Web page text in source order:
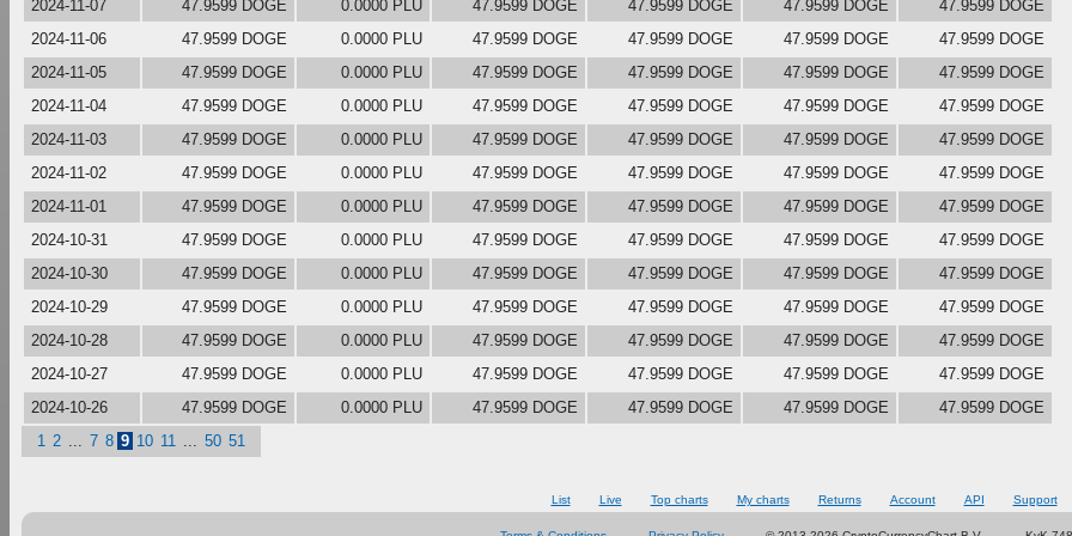
2024-11-07
47.9599 DOGE 0.0000 PLU 47.9599 DOGE 47.9599 DOGE 47.9599 DOGE
47.9599 DOGE
2024-11-06
47.9599 DOGE 0.0000 PLU 47.9599 DOGE 47.9599 DOGE 47.9599 DOGE
47.9599 DOGE
2024-11-05
47.9599 DOGE 0.0000 PLU 47.9599 DOGE 47.9599 DOGE 47.9599 DOGE
47.9599 DOGE
2024-11-04
47.9599 DOGE 0.0000 PLU 47.9599 DOGE 47.9599 DOGE 47.9599 DOGE
47.9599 DOGE
2024-11-03
47.9599 DOGE 0.0000 PLU 47.9599 DOGE 47.9599 DOGE 47.9599 DOGE
47.9599 DOGE
2024-11-02
47.9599 DOGE 0.0000 PLU 47.9599 DOGE 47.9599 DOGE 47.9599 DOGE
47.9599 DOGE
2024-11-01
47.9599 DOGE 0.0000 PLU 47.9599 DOGE 47.9599 DOGE 47.9599 DOGE
47.9599 DOGE
2024-10-31
47.9599 DOGE 0.0000 PLU 47.9599 DOGE 47.9599 DOGE 47.9599 DOGE
47.9599 DOGE
2024-10-30
47.9599 DOGE 0.0000 PLU 47.9599 DOGE 47.9599 DOGE 47.9599 DOGE
47.9599 DOGE
2024-10-29
47.9599 DOGE 0.0000 PLU 47.9599 DOGE 47.9599 DOGE 47.9599 DOGE
47.9599 DOGE
2024-10-28
47.9599 DOGE 0.0000 PLU 47.9599 DOGE 47.9599 DOGE 47.9599 DOGE
47.9599 DOGE
2024-10-27
47.9599 DOGE 0.0000 PLU 47.9599 DOGE 47.9599 DOGE 47.9599 DOGE
47.9599 DOGE
2024-10-26
47.9599 DOGE 0.0000 PLU 47.9599 DOGE 47.9599 DOGE 47.9599 DOGE
47.9599 DOGE
1
2 7 8 9 10 11 50 51
List Live Top charts My charts Returns Account API Support